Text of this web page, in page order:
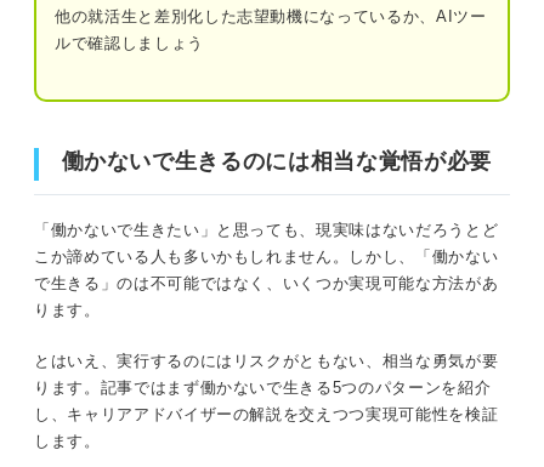
人とかかわるのが苦手
ノルマやプレッシャーが怖い
働かないで生きるより低リスク！ 楽に生きるため
の解像度を上げる
選択肢③～⑥希望条件に合う仕事でストレ
他の就活生と差別化した志望動機になっているか、AIツー
ルで確認しましょう
働かないで生きるのには相当な覚悟が必要
「働かないで生きたい」と思っても、現実味はないだろうとど
こか諦めている人も多いかもしれません。しかし、「働かない
で生きる」のは不可能ではなく、いくつか実現可能な方法があ
ります。
とはいえ、実行するのにはリスクがともない、相当な勇気が要
ります。記事ではまず働かないで生きる5つのパターンを紹介
し、キャリアアドバイザーの解説を交えつつ実現可能性を検証
します。
「働かないで生きる」ってどんな状況？ 実現可能な5つの
パターン
①家族や配偶者の収入で暮らす
②不労所得で暮らす
④自給自足の生活をする
⑤生活保護を受給する